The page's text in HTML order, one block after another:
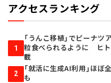
アクセスランキング
1
「うんこ移植」でピーナツ
粒食べられるように ヒ
載
2
「就活に生成AI利用」ほ
も